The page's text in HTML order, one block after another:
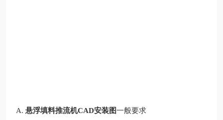
A. 悬浮填料推流机CAD安装图一般要求